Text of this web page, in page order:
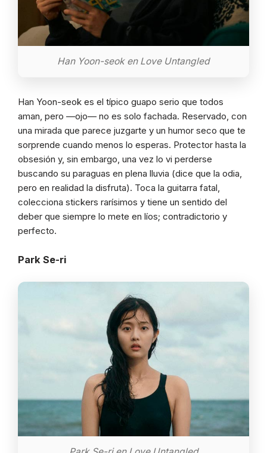
Han Yoon-seok en Love Untangled
Han Yoon-seok es el típico guapo serio que todos
aman, pero —ojo— no es solo fachada. Reservado, con
una mirada que parece juzgarte y un humor seco que te
sorprende cuando menos lo esperas. Protector hasta la
obsesión y, sin embargo, una vez lo vi perderse
buscando su paraguas en plena lluvia (dice que la odia,
pero en realidad la disfruta). Toca la guitarra fatal,
colecciona stickers rarísimos y tiene un sentido del
deber que siempre lo mete en líos; contradictorio y
perfecto.
Park Se-ri